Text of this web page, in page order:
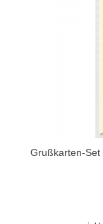
Grußkarten-Set